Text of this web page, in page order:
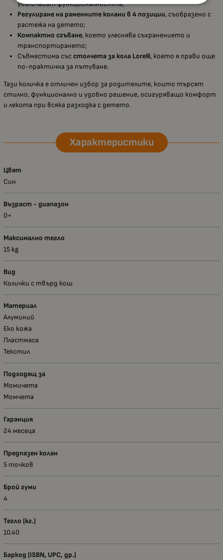
увеличават функционалността;
Регулиране на раменните колани в 4 позиции, съобразено с
растежа на детето;
Компактно сгъване, което улеснява съхранението и
транспортирането;
Съвместима съсстолчета за кола Lorelli, което я прави още
по-практична за пътуване.
Тази количка е отличен избор за родителите, които търсят
стилно, функционално и удобно решение, осигуряващо комфорт
и лекота при всяка разходка с детето.
Характеристики
Цвят
Син
Възраст - диапазон
0+
Максимално тегло
15 kg
Вид
Колички с твърд кош
Материал
Алуминий
Еко кожа
Пластмаса
Текстил
Подходящ за
Момичета
Момчета
Гаранция
24 месеца
Предпазен колан
5 точков
Брой гуми
4
Тегло (кг.)
10.40
Баркод (ISBN, UPC, др.)